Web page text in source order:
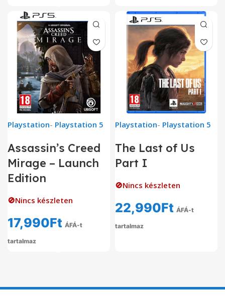
Playstation- Playstation 5
Assassin’s Creed
Mirage – Launch
Edition
🚫Nincs készleten
17,990Ft ÁFÁ-t
tartalmaz
Playstation- Playstation 5
The Last of Us
Part I
🚫Nincs készleten
22,990Ft ÁFÁ-t
tartalmaz